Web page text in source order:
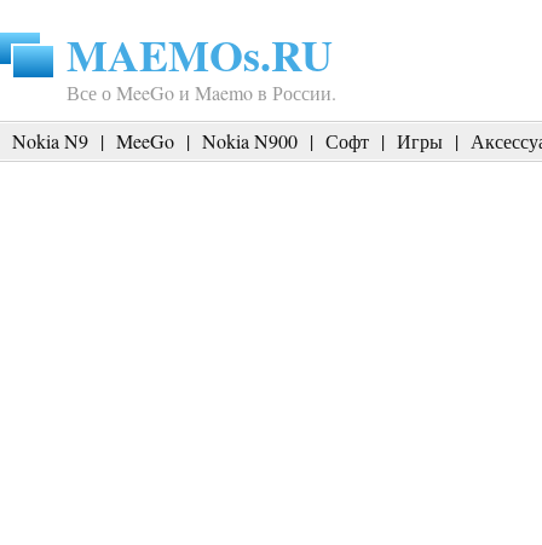
MAEMOs.RU
Все о MeeGo и Maemo в России.
Nokia N9 | MeeGo | Nokia N900 | Софт | Игры |